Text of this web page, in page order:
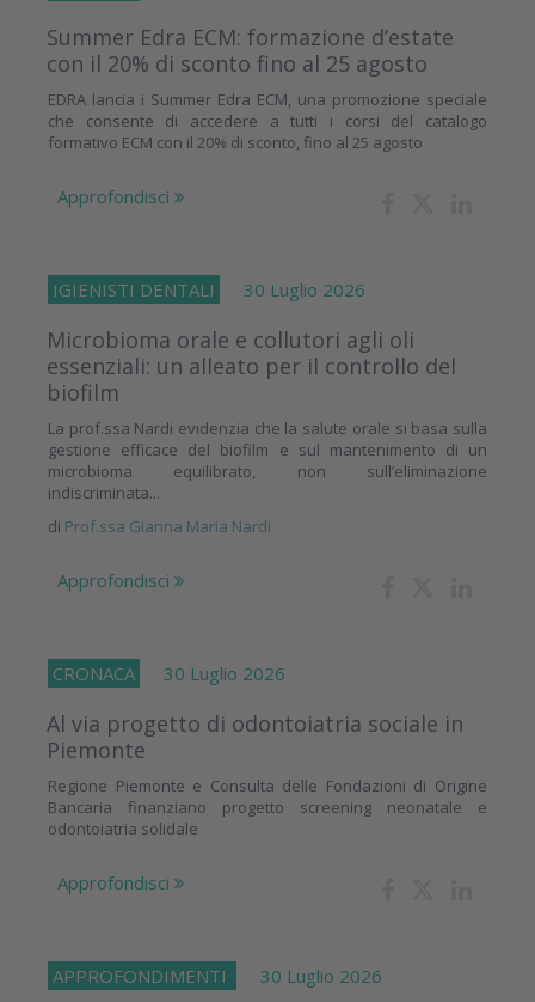
Summer Edra ECM: formazione d’estate
con il 20% di sconto fino al 25 agosto
EDRA lancia i Summer Edra ECM, una promozione speciale
che consente di accedere a tutti i corsi del catalogo
formativo ECM con il 20% di sconto, fino al 25 agosto
Approfondisci
IGIENISTI DENTALI 30 Luglio 2026
Microbioma orale e collutori agli oli
essenziali: un alleato per il controllo del
biofilm
La prof.ssa Nardi evidenzia che la salute orale si basa sulla
gestione efficace del biofilm e sul mantenimento di un
microbioma equilibrato, non sull’eliminazione
indiscriminata...
di Prof.ssa Gianna Maria Nardi
Approfondisci
CRONACA 30 Luglio 2026
Al via progetto di odontoiatria sociale in
Piemonte
Regione Piemonte e Consulta delle Fondazioni di Origine
Bancaria finanziano progetto screening neonatale e
odontoiatria solidale
Approfondisci
APPROFONDIMENTI 30 Luglio 2026